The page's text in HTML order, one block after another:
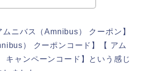
ムニバス（Amnibus） クーポン】
） クーポンコード】【 アム
キャンペーンコード】という感じ